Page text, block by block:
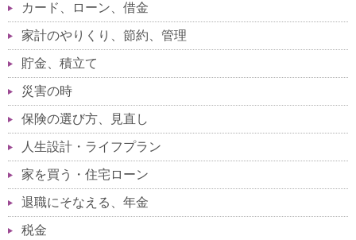
カード、ローン、借金
家計のやりくり、節約、管理
貯金、積立て
災害の時
保険の選び方、見直し
人生設計・ライフプラン
家を買う・住宅ローン
退職にそなえる、年金
税金